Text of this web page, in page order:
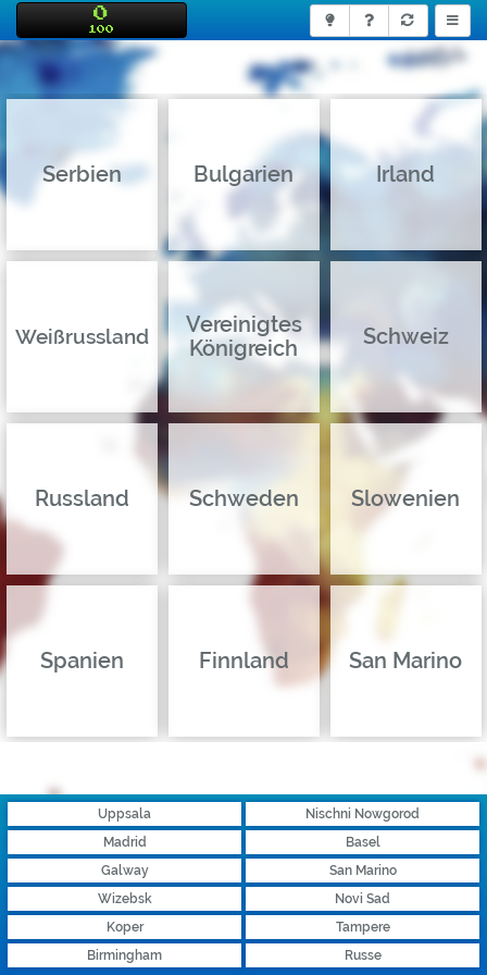
0
100
Serbien Bulgarien Irland
Weißrussland
Vereinigtes
Königreich
Schweiz
Russland Schweden Slowenien
Spanien Finnland San Marino
Uppsala
Nischni Nowgorod
Madrid
Basel
Galway
San Marino
Wizebsk
Novi Sad
Koper
Tampere
Birmingham
Russe